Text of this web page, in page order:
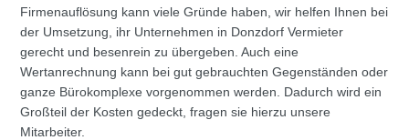
Firmenauflösung kann viele Gründe haben, wir helfen Ihnen bei
der Umsetzung, ihr Unternehmen in Donzdorf Vermieter
gerecht und besenrein zu übergeben. Auch eine
Wertanrechnung kann bei gut gebrauchten Gegenständen oder
ganze Bürokomplexe vorgenommen werden. Dadurch wird ein
Großteil der Kosten gedeckt, fragen sie hierzu unsere
Mitarbeiter.